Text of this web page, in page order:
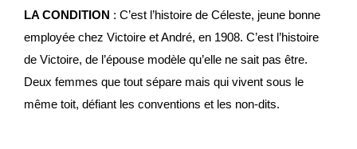
LA CONDITION : C’est l’histoire de Céleste, jeune bonne
employée chez Victoire et André, en 1908. C’est l’histoire
de Victoire, de l’épouse modèle qu’elle ne sait pas être.
Deux femmes que tout sépare mais qui vivent sous le
même toit, défiant les conventions et les non-dits.